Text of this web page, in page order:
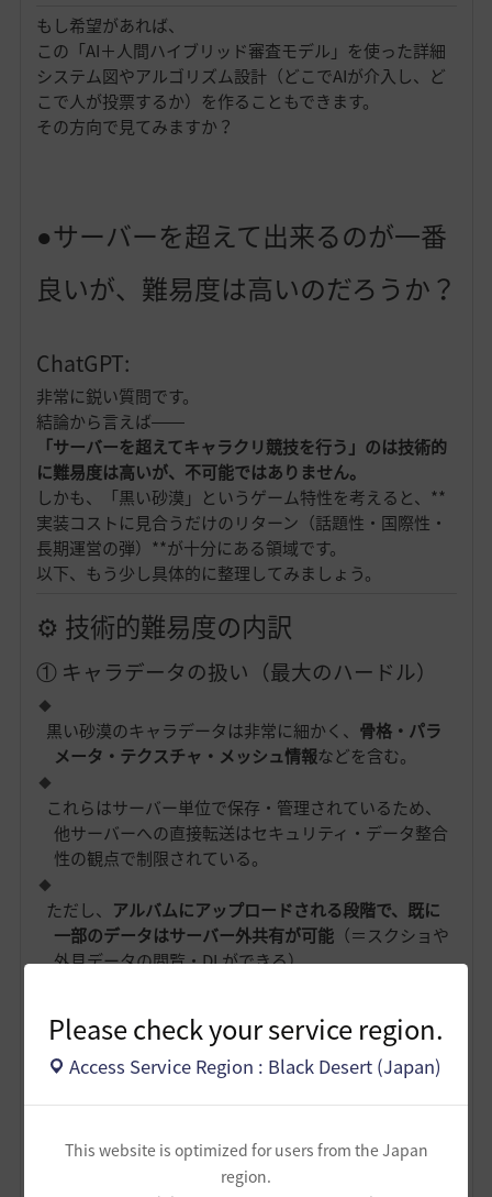
Please check your service region.
Access Service Region : Black Desert (Japan)
This website is optimized for users from the Japan
region.
もし希望があれば、
この「AI＋人間ハイブリッド審査モデル」を使った詳細
システム図やアルゴリズム設計（どこでAIが介入し、ど
こで人が投票するか）を作ることもできます。
その方向で見てみますか？
●サーバーを超えて出来るのが一番
良いが、難易度は高いのだろうか？
ChatGPT:
非常に鋭い質問です。
結論から言えば――
「サーバーを超えてキャラクリ競技を行う」のは技術的
に難易度は高いが、不可能ではありません。
しかも、「黒い砂漠」というゲーム特性を考えると、**
実装コストに見合うだけのリターン（話題性・国際性・
長期運営の弾）**が十分にある領域です。
以下、もう少し具体的に整理してみましょう。
⚙️ 技術的難易度の内訳
① キャラデータの扱い（最大のハードル）
黒い砂漠のキャラデータは非常に細かく、 骨格・パラ
メータ・テクスチャ・メッシュ情報などを含む。
これらはサーバー単位で保存・管理されているため、
他サーバーへの直接転送はセキュリティ・データ整合
性の観点で制限されている。
ただし、 アルバムにアップロードされる段階で、既に
一部のデータはサーバー外共有が可能 （＝スクショや
外見データの閲覧・DLができる）。
に共有する」ならば、技術的には可能。
📌解決策案
→ 実際のキャラデータではなく、「外見コード
フォーマットとして送信する方式。
→ 各サーバーに「Beauty Derby専用展示空間（ミラー空
間）」を設け、ビューワーで閲覧・投票を行う。